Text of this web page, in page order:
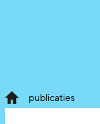
publicaties